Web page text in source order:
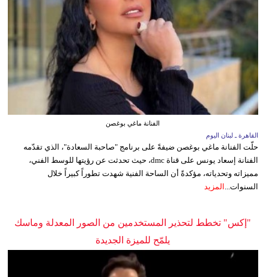
الفنانة ماغي بوغصن
القاهرة ـ لبنان اليوم
حلّت الفنانة ماغي بوغصن ضيفةً على برنامج "صاحبة السعادة"، الذي تقدّمه
الفنانة إسعاد يونس على قناة dmc، حيث تحدثت عن رؤيتها للوسط الفني،
مميزاته وتحدياته، مؤكدةً أن الساحة الفنية شهدت تطوراً كبيراً خلال
السنوات... المزيد
"إكس" تخطط لتحذير المستخدمين من الصور المعدلة وماسك
يلمّح للميزة الجديدة